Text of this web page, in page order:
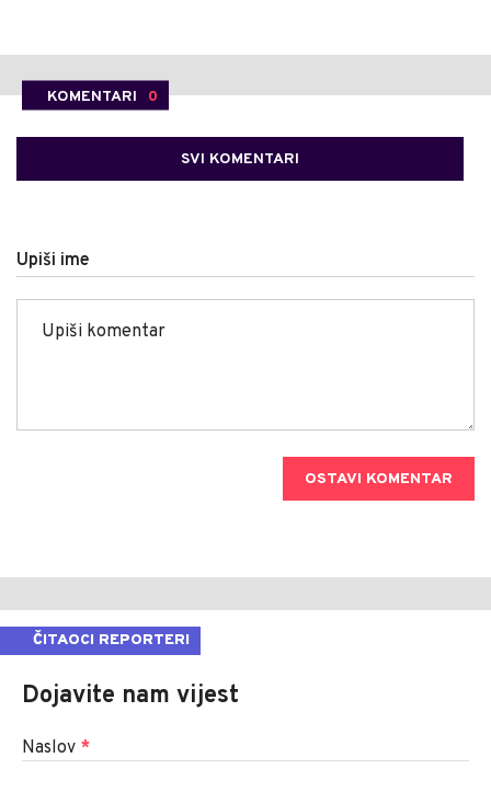
KOMENTARI 0
SVI KOMENTARI
Upiši ime
OSTAVI KOMENTAR
ČITAOCI REPORTERI
Dojavite nam vijest
Naslov *